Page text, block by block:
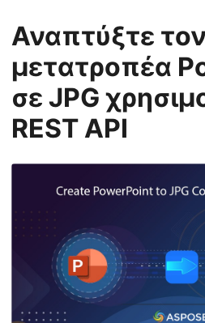
Αναπτύξτε
μετατροπέα
σε JPG
REST API